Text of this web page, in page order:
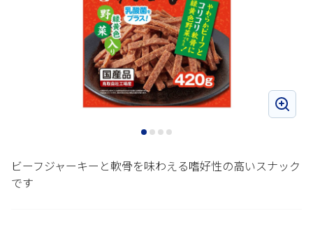
ビーフジャーキーと軟骨を味わえる嗜好性の高いスナック
です